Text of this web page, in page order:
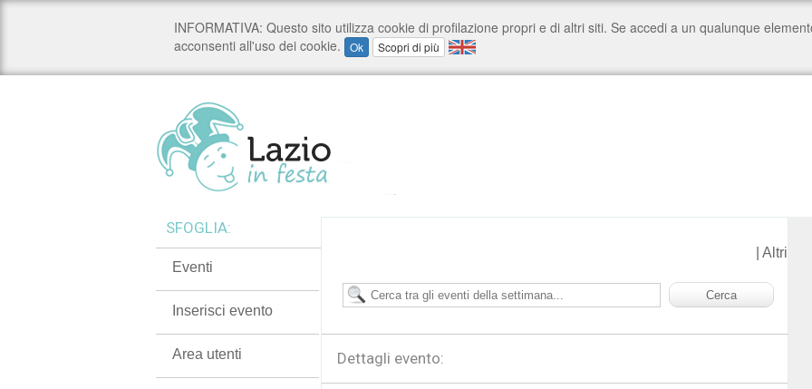
Altri
Dettagli evento:
SFOGLIA:
Eventi
Inserisci evento
Area utenti